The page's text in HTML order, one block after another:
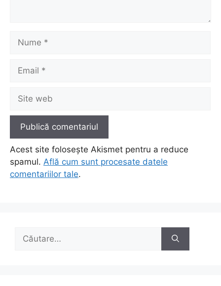
web
Acest site folosește Akismet pentru a reduce
spamul. Află cum sunt procesate datele
comentariilor tale.
Caută